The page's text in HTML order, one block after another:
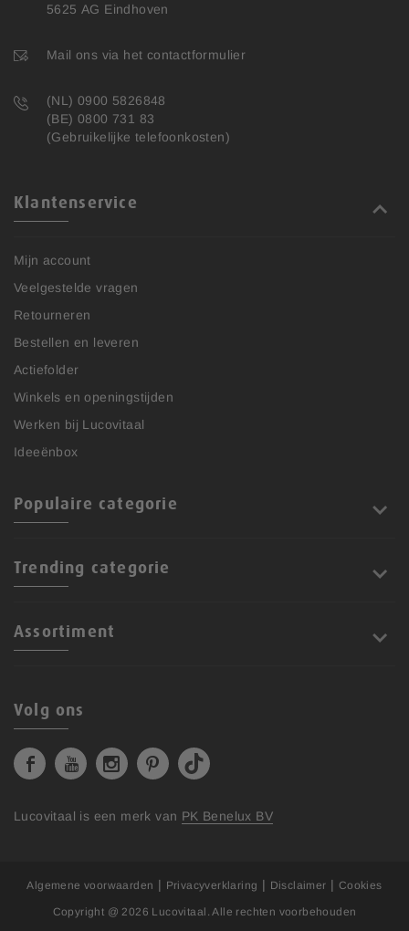
5625 AG Eindhoven
Mail ons via het contactformulier
(NL) 0900 5826848
(BE) 0800 731 83
(Gebruikelijke telefoonkosten)
Klantenservice
Mijn account
Veelgestelde vragen
Retourneren
Bestellen en leveren
Actiefolder
Winkels en openingstijden
Werken bij Lucovitaal
Ideeënbox
Populaire categorie
Trending categorie
Assortiment
Volg ons
Lucovitaal is een merk van PK Benelux BV
Copyright @ 2026 Lucovitaal . Alle rechten voorbehouden
Algemene voorwaarden | Privacyverklaring | Disclaimer | Cookies